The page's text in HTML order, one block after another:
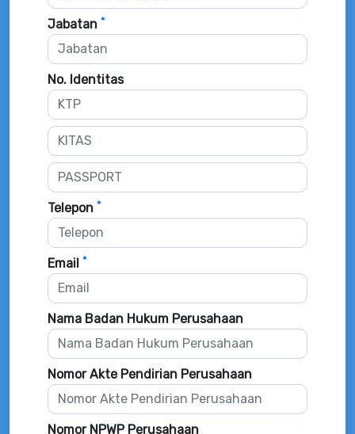
Jabatan *
No. Identitas
Telepon *
Email *
Nama Badan Hukum Perusahaan
Nomor Akte Pendirian Perusahaan
Nomor NPWP Perusahaan